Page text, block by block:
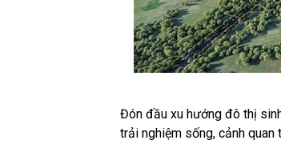
Đón đầu xu hướng đô thị
trải nghiệm sống, cảnh quan